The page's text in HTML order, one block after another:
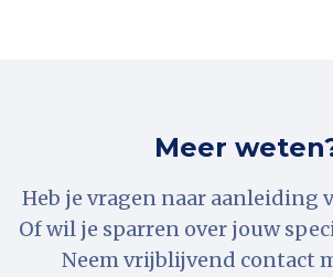
Meer
Heb je vragen naar aanleiding
Of wil je sparren over jouw
Neem vrijblijvend contact